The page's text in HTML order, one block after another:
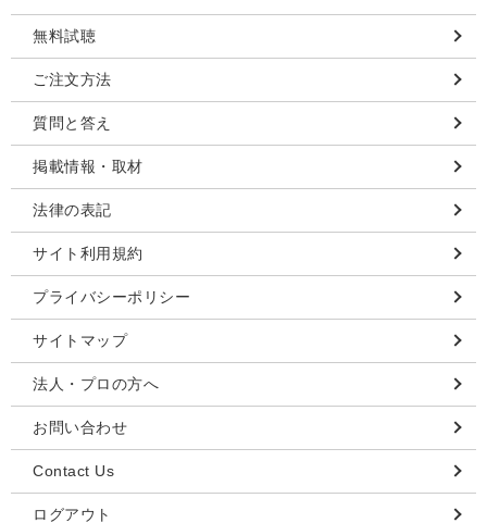
無料試聴
ご注文方法
質問と答え
掲載情報・取材
法律の表記
サイト利用規約
プライバシーポリシー
サイトマップ
法人・プロの方へ
お問い合わせ
Contact Us
ログアウト